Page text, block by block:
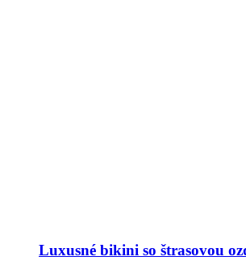
Luxusné bikini so štrasovou